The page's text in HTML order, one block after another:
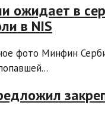
ожидает в
в NIS
фото Минфин